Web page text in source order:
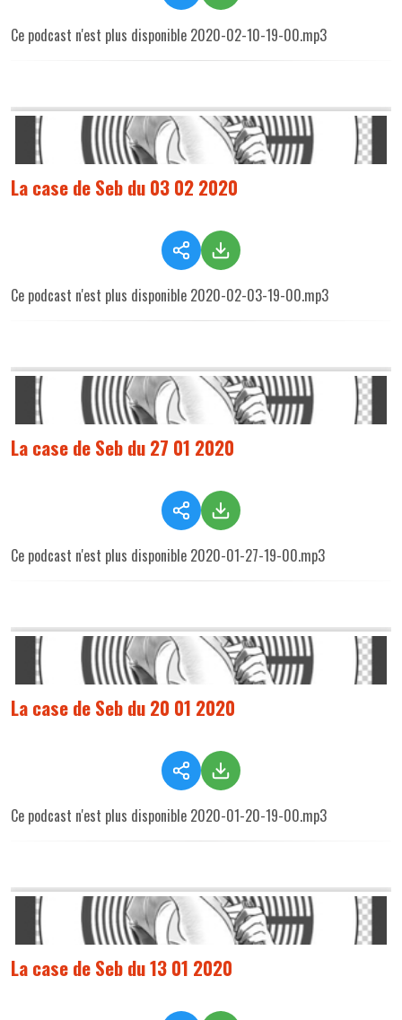
Ce podcast n'est plus disponible 2020-02-10-19-00.mp3
La case de Seb du 03 02 2020
Ce podcast n'est plus disponible 2020-02-03-19-00.mp3
La case de Seb du 27 01 2020
Ce podcast n'est plus disponible 2020-01-27-19-00.mp3
La case de Seb du 20 01 2020
Ce podcast n'est plus disponible 2020-01-20-19-00.mp3
La case de Seb du 13 01 2020